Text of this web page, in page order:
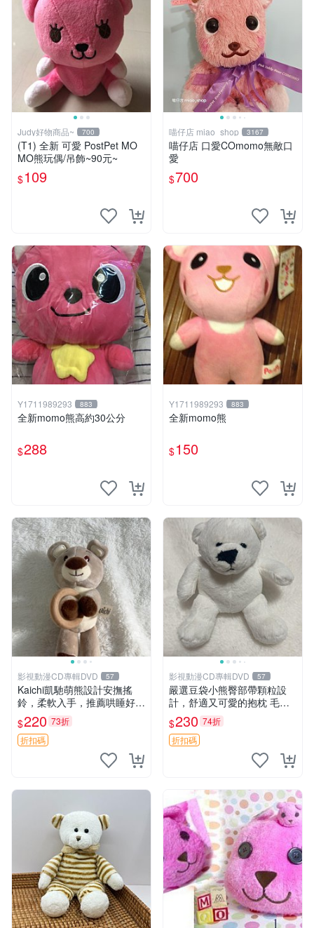
Judy好物商品~ 700
(T1) 全新 可愛 PostPet MO
MO熊玩偶/吊飾~90元~
$109
喵仔店 miao_shop 3167
喵仔店 口愛COmomo無敵口
愛
$700
Y1711989293 883
全新momo熊高約30公分
$288
Y1711989293 883
全新momo熊
$150
影視動漫CD專輯DVD 57
Kaichi凱馳萌熊設計安撫搖
鈴，柔軟入手，推薦哄睡好選
擇 熊公仔 安撫玩具 喂食環
$220 73折
折扣碼
影視動漫CD專輯DVD 57
嚴選豆袋小熊臀部帶顆粒設
計，舒適又可愛的抱枕 毛絨
抱枕、臀部按摩、坐墊
$230 74折
折扣碼